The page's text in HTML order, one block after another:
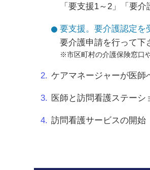
「要支援1～2」「要
要支援。要介護認定を
要介護申請を行って下
市区町村の介護保険窓口
ケアマネージャーが医師
医師と訪問看護ステー
訪問看護サービスの開始